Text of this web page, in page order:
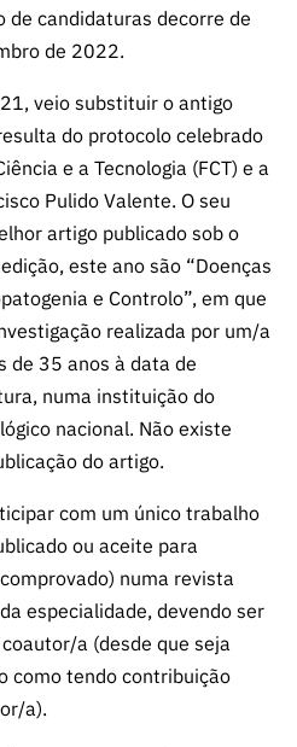
públicas
Interesse
serviços
digitais da
FCT
Canais de
Denúncia
s
Apoios
PRR –
“Ciência +
Digital” e
Capacitaç
ão”
de candidaturas decorre de
de 2022.
veio substituir o antigo
do protocolo celebrado
e a Tecnologia (FCT) e a
Pulido Valente. O seu
artigo publicado sob o
este ano são “Doenças
e Controlo”, em que
realizada por um/a
de 35 anos à data de
numa instituição do
nacional. Não existe
do artigo.
com um único trabalho
ou aceite para
numa revista
especialidade, devendo ser
a (desde que seja
como tendo contribuição
a).